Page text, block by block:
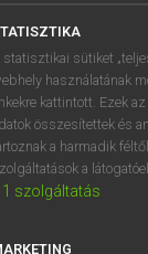
statisztikai sütiket
használatának
kattintott. Ezek
összesítettek és
a harmadik
a
1 szolgáltatás
1 2 3
q w
a s d
í y